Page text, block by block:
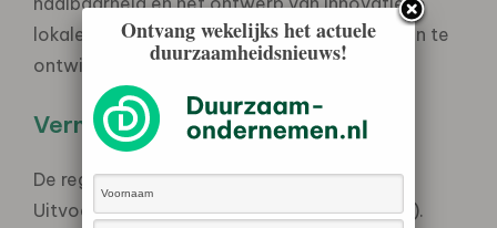
lokale energieoplossingen te onderzoeken en te
ontwikkelen.
Verminder de piek
De regeling is onderdeel van het Limburgs
Uitvoeringsprogramma Energiehubs (LUPEH).
Ontvang wekelijks het actuele
duurzaamheidsnieuws!